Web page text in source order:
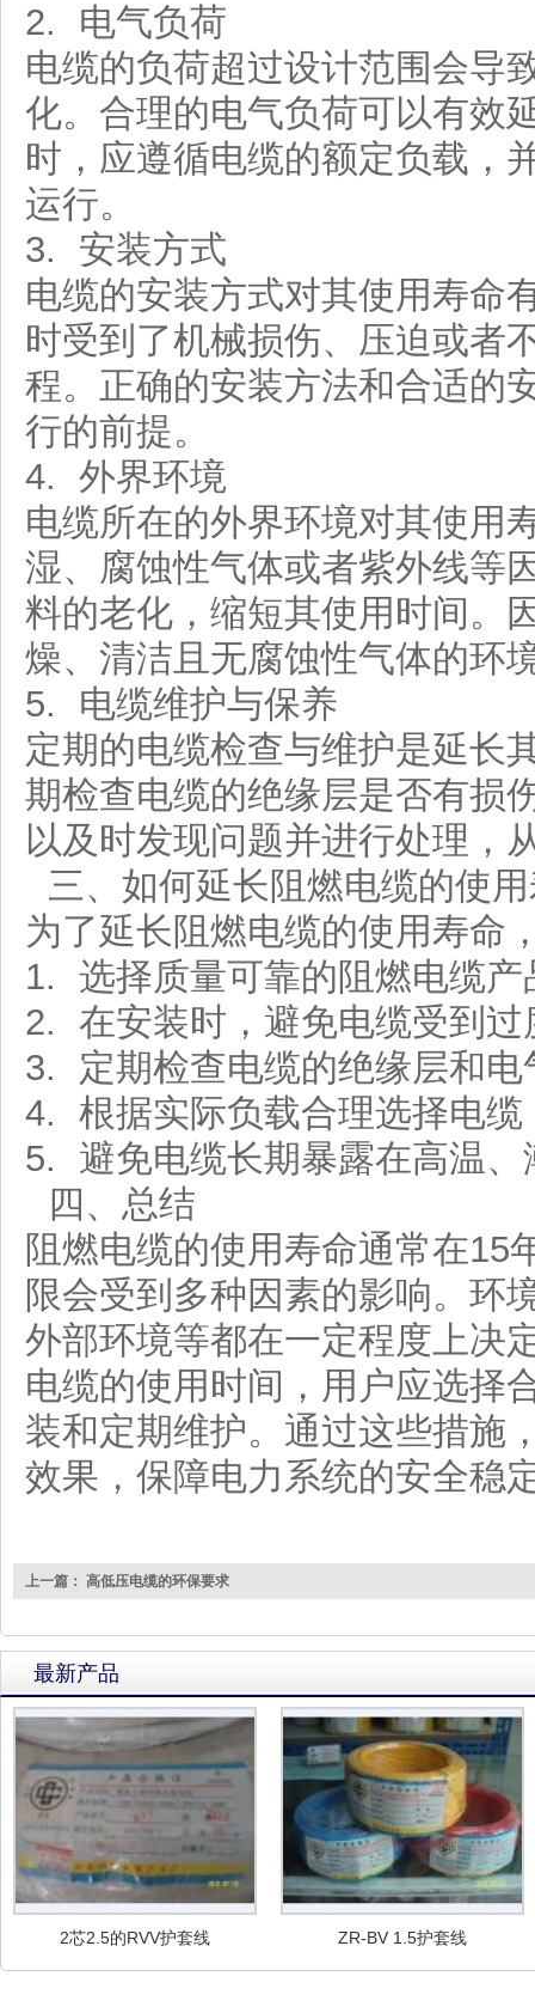
2. 电气负荷
电缆的负荷超过设计范围会导
化。合理的电气负荷可以有效
时，应遵循电缆的额定负载，
运行。
3. 安装方式
电缆的安装方式对其使用寿命
时受到了机械损伤、压迫或者
程。正确的安装方法和合适的
行的前提。
4. 外界环境
电缆所在的外界环境对其使用
湿、腐蚀性气体或者紫外线等
料的老化，缩短其使用时间。
燥、清洁且无腐蚀性气体的环
5. 电缆维护与保养
定期的电缆检查与维护是延长
期检查电缆的绝缘层是否有损
以及时发现问题并进行处理，
三、如何延长阻燃电缆的使
为了延长阻燃电缆的使用寿命
1. 选择质量可靠的阻燃电缆
2. 在安装时，避免电缆受到
3. 定期检查电缆的绝缘层和
4. 根据实际负载合理选择电缆
5. 避免电缆长期暴露在高温
四、总结
阻燃电缆的使用寿命通常在15
限会受到多种因素的影响。环
外部环境等都在一定程度上决
电缆的使用时间，用户应选择
装和定期维护。通过这些措施
效果，保障电力系统的安全稳
上一篇： 高低压电缆的环保要求
最新产品
2芯2.5的RVV护套线 ZR-BV 1.5护套线